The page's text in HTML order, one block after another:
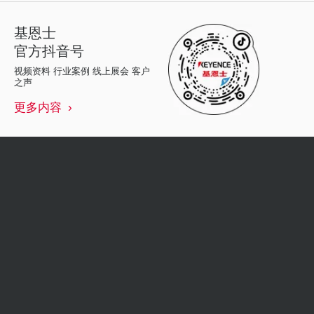
基恩士
官方抖音号
视频资料 行业案例 线上展会 客户
之声
更多内容